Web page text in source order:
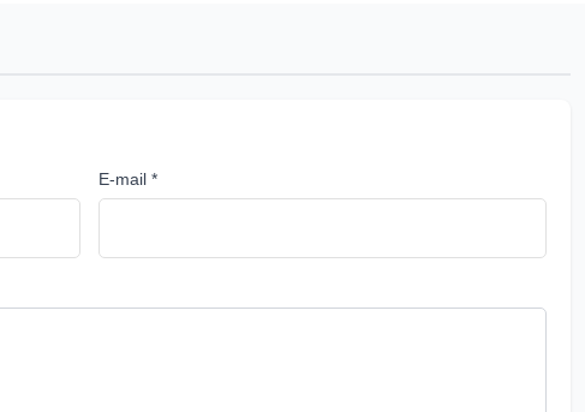
E-mail *